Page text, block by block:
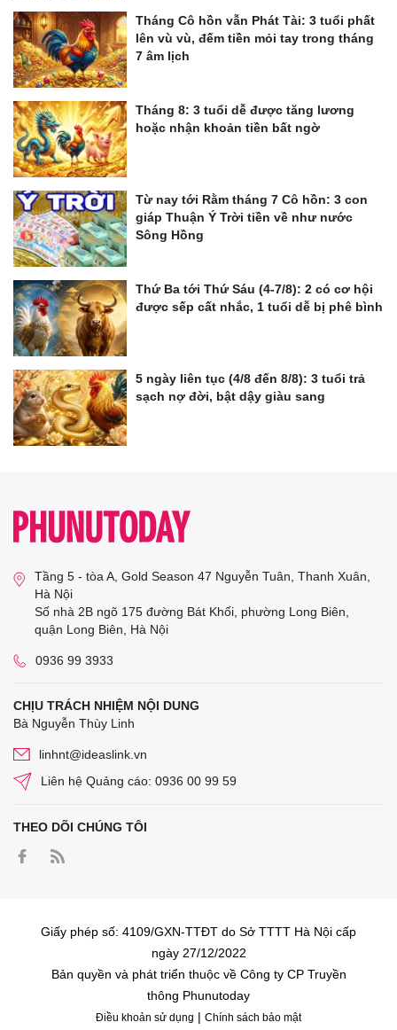
Tháng Cô hồn vẫn Phát Tài: 3 tuổi phất
lên vù vù, đếm tiền mỏi tay trong tháng
7 âm lịch
Tháng 8: 3 tuổi dễ được tăng lương
hoặc nhận khoản tiền bất ngờ
Từ nay tới Rằm tháng 7 Cô hồn: 3 con
giáp Thuận Ý Trời tiền về như nước
Sông Hồng
Thứ Ba tới Thứ Sáu (4-7/8): 2 có cơ hội
được sếp cất nhắc, 1 tuổi dễ bị phê bình
5 ngày liên tục (4/8 đến 8/8): 3 tuổi trả
sạch nợ đời, bật dậy giàu sang
Tầng 5 - tòa A, Gold Season 47 Nguyễn Tuân, Thanh Xuân,
Hà Nội
Số nhà 2B ngõ 175 đường Bát Khối, phường Long Biên,
quận Long Biên, Hà Nội
0936 99 3933
CHỊU TRÁCH NHIỆM NỘI DUNG
Bà Nguyễn Thùy Linh
linhnt@ideaslink.vn
Liên hệ Quảng cáo: 0936 00 99 59
THEO DÕI CHÚNG TÔI
Giấy phép số: 4109/GXN-TTĐT do Sở TTTT Hà Nội cấp
ngày 27/12/2022
Bản quyền và phát triển thuộc về Công ty CP Truyền
thông Phunutoday
Điều khoản sử dụng | Chính sách bảo mật